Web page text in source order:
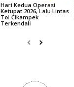
Hari Kedua Operasi
Ketupat 2026, Lalu Lintas
Tol Cikampek
Terkendali